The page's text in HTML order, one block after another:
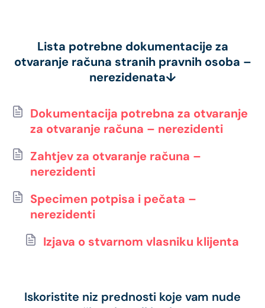
Lista potrebne dokumentacije za
otvaranje računa stranih pravnih osoba –
nerezidenata↓
Dokumentacija potrebna za otvaranje
za otvaranje računa – nerezidenti
Zahtjev za otvaranje računa –
nerezidenti
Specimen potpisa i pečata –
nerezidenti
Izjava o stvarnom vlasniku klijenta
Iskoristite niz prednosti koje vam nude